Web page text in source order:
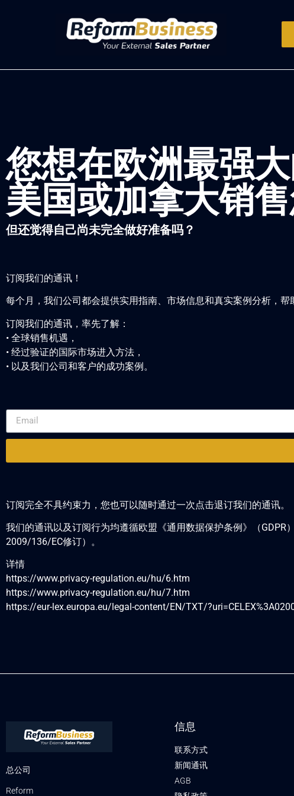
您想在欧洲最强
美国或加拿大销
但还觉得自己尚未完全做好准备吗？
订阅我们的通讯！
每个月，我们公司都会提供实用指南、市场信息和真实案例分析，帮
订阅我们的通讯，率先了解：
• 全球销售机遇，
• 经过验证的国际市场进入方法，
• 以及我们公司和客户的成功案例。
订阅完全不具约束力，您也可以随时通过一次点击退订我们的通讯。
我们的通讯以及订阅行为均遵循欧盟《通用数据保护条例》（
2009/136/EC修订）。
详情
https://www.privacy-regulation.eu/hu/6.htm
https://www.privacy-regulation.eu/hu/7.htm
https://eur-lex.europa.eu/legal-content/EN/TXT/
总公司
Reform
信息
联系方式
新闻通讯
AGB